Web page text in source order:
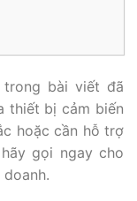
trong bài viết đã
thiết bị cảm biến
hoặc cần hỗ trợ
gọi ngay cho